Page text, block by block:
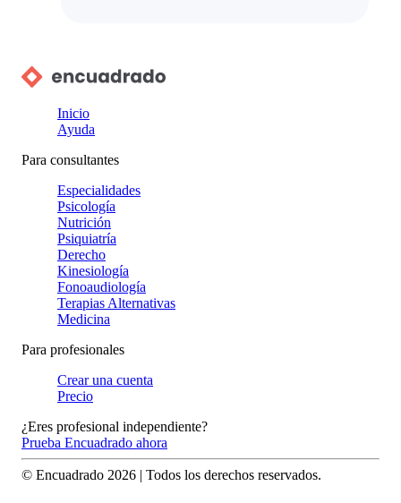
Inicio
Ayuda
Para consultantes
Especialidades
Psicología
Nutrición
Psiquiatría
Derecho
Kinesiología
Fonoaudiología
Terapias Alternativas
Medicina
Para profesionales
Crear una cuenta
Precio
¿Eres profesional independiente?
Prueba Encuadrado ahora
© Encuadrado 2026 | Todos los derechos reservados.